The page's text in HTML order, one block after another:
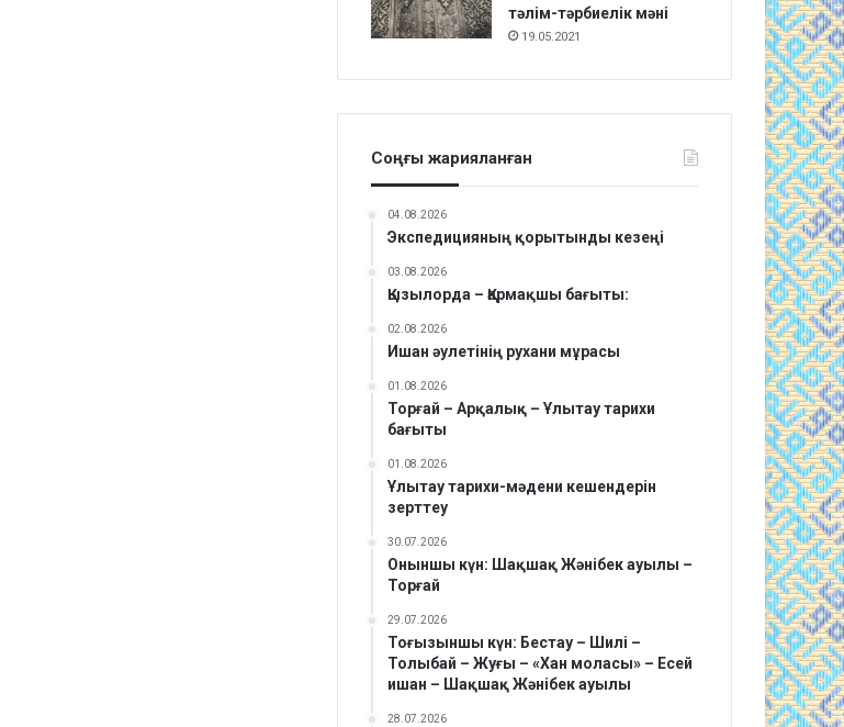
тәлім-тәрбиелік мәні
19.05.2021
Соңғы жарияланған
04.08.2026
Экспедицияның қорытынды кезеңі
03.08.2026
Қызылорда – Қармақшы бағыты:
02.08.2026
Ишан әулетінің рухани мұрасы
01.08.2026
Торғай – Арқалық – Ұлытау тарихи
бағыты
01.08.2026
Ұлытау тарихи-мәдени кешендерін
зерттеу
30.07.2026
Оныншы күн: Шақшақ Жәнібек ауылы –
Торғай
29.07.2026
Тоғызыншы күн: Бестау – Шилі –
Толыбай – Жуғы – «Хан моласы» – Есей
ишан – Шақшақ Жәнібек ауылы
28.07.2026